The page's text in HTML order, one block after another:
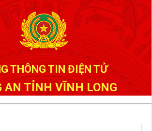
THÔNG TIN ĐIỆN TỬ
AN TỈNH VĨNH LONG